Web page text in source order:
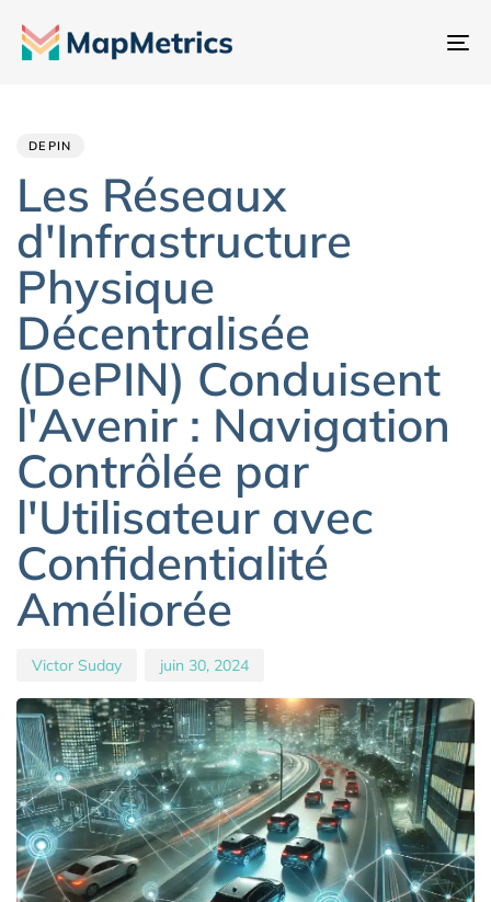
DEPIN
Les Réseaux
d'Infrastructure
Physique
Décentralisée
(DePIN) Conduisent
l'Avenir : Navigation
Contrôlée par
l'Utilisateur avec
Confidentialité
Améliorée
Victor Suday juin 30, 2024